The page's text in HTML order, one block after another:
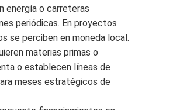
energía o carreteras
periódicas. En proyectos
se perciben en moneda local.
materias primas o
o establecen líneas de
meses estratégicos de